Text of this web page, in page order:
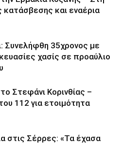
κατάσβεσης και εναέρια
Συνελήφθη 35χρονος με
χασίς σε προαύλιο
Στεφάνι Κορινθίας –
112 για ετοιμότητα
στις Σέρρες: «Τα έχασα